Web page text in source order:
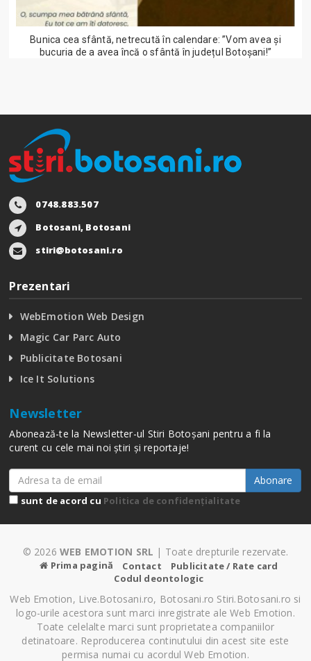
Bunica cea sfântă, netrecută în calendare: ”Vom avea și
bucuria de a avea încă o sfântă în județul Botoșani!”
0748.883.507
Botosani, Botosani
stiri@botosani.ro
Prezentari
WebEmotion Web Design
Magic Car Parc Auto
Publicitate Botosani
Ice It Solutions
Newsletter
Abonează-te la Newsletter-ul Stiri Botoșani pentru a fi la
curent cu cele mai noi știri și reportaje!
Abonare
sunt de acord cu Politica de confidențialitate
© 2026 WEB EMOTION SRL | Toate drepturile rezervate.
Prima pagină Contact
Publicitate / Rate card
Codul deontologic
Web Emotion, Live.Botosani.ro, Botosani.ro Stiri.Botosani.ro si
logo-urile acestora sunt marci inregistrate ale Web Emotion.
Toate celelalte marci sunt proprietatea companiilor
detinatoare. Reproducerea continutului din acest site este
permisa numai cu acordul Web Emotion.